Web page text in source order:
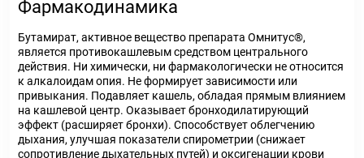
Фармакодинамика
Бутамират, активное вещество препарата Омнитус®,
является противокашлевым средством центрального
действия. Ни химически, ни фармакологически не относится
к алкалоидам опия. Не формирует зависимости или
привыкания. Подавляет кашель, обладая прямым влиянием
на кашлевой центр. Оказывает бронходилатирующий
эффект (расширяет бронхи). Способствует облегчению
дыхания, улучшая показатели спирометрии (снижает
сопротивление дыхательных путей) и оксигенации крови